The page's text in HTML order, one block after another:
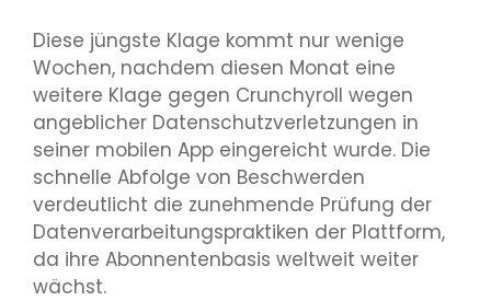
Diese jüngste Klage kommt nur wenige
Wochen, nachdem diesen Monat eine
weitere Klage gegen Crunchyroll wegen
angeblicher Datenschutzverletzungen in
seiner mobilen App eingereicht wurde. Die
schnelle Abfolge von Beschwerden
verdeutlicht die zunehmende Prüfung der
Datenverarbeitungspraktiken der Plattform,
da ihre Abonnentenbasis weltweit weiter
wächst.